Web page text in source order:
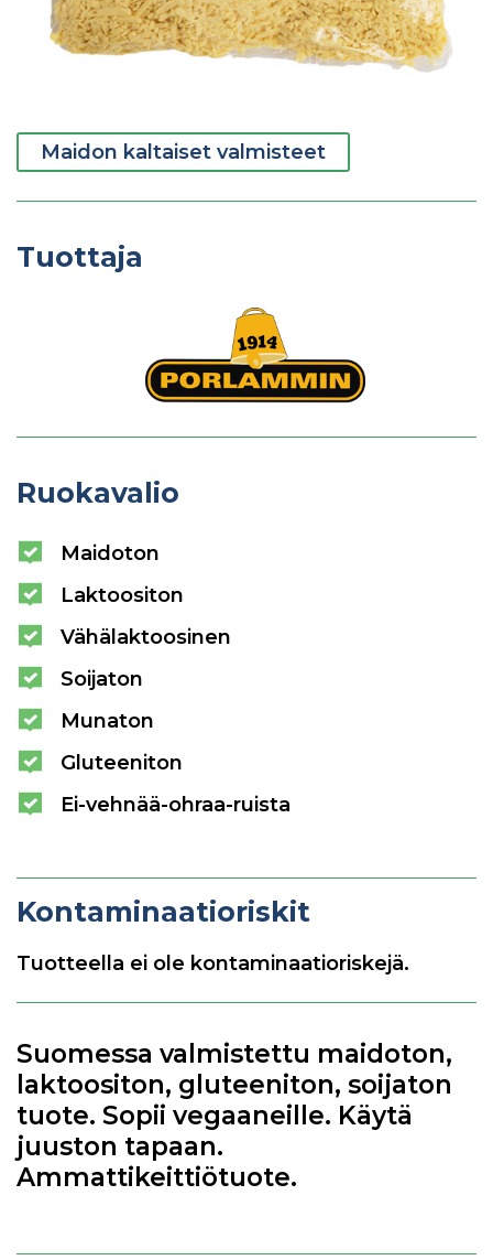
Maidon kaltaiset valmisteet
Tuottaja
Ruokavalio
Maidoton
Laktoositon
Vähälaktoosinen
Soijaton
Munaton
Gluteeniton
Ei-vehnää-ohraa-ruista
Kontaminaatioriskit
Tuotteella ei ole kontaminaatioriskejä.
Suomessa valmistettu maidoton,
laktoositon, gluteeniton, soijaton
tuote. Sopii vegaaneille. Käytä
juuston tapaan.
Ammattikeittiötuote.